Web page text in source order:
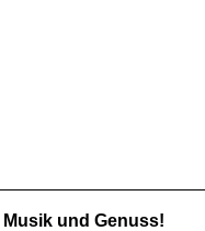
und Genuss!